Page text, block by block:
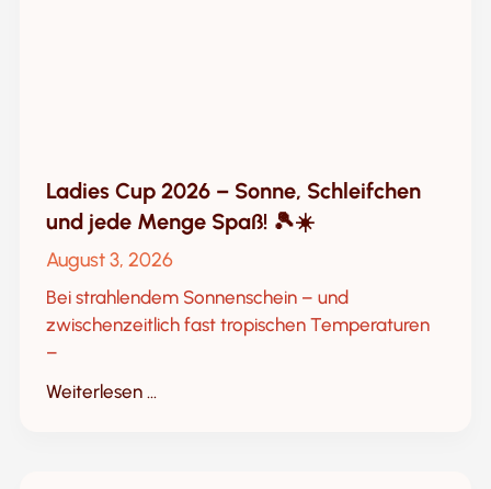
Ladies Cup 2026 – Sonne, Schleifchen
und jede Menge Spaß! 🎾☀️
August 3, 2026
Bei strahlendem Sonnenschein – und
zwischenzeitlich fast tropischen Temperaturen
–
Weiterlesen ...